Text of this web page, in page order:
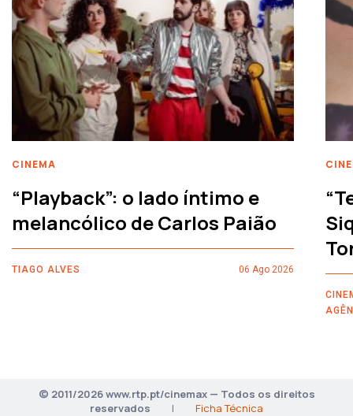
CINEMA
“Playback”: o lado íntimo e
melancólico de Carlos Paião
TIAGO ALVES 06 Ago 2026
© 2011/2026 www.rtp.pt/cinemax — Todos os direitos
reservados
| Ficha Técnica